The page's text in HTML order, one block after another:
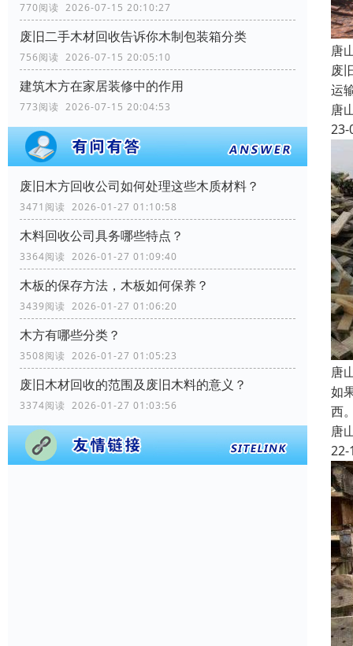
770阅读 2026-07-15 20:10:27
废旧二手木材回收告诉你木制包装箱分类
756阅读 2026-07-15 20:05:10
建筑木方在家居装修中的作用
773阅读 2026-07-15 20:04:53
废旧木方回收公司如何处理这些木质材料？
3471阅读 2026-01-27 01:10:58
木料回收公司具务哪些特点？
3364阅读 2026-01-27 01:09:40
木板的保存方法，木板如何保养？
3439阅读 2026-01-27 01:06:20
木方有哪些分类？
3508阅读 2026-01-27 01:05:23
废旧木材回收的范围及废旧木料的意义？
3374阅读 2026-01-27 01:03:56
唐
废
运
唐
23-
唐
如
西
唐
22-